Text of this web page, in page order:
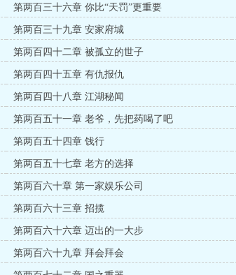
第两百三十六章 你比“天罚”更重要
第两百三十九章 安家府城
第两百四十二章 被孤立的世子
第两百四十五章 有仇报仇
第两百四十八章 江湖秘闻
第两百五十一章 老爷，先把药喝了吧
第两百五十四章 饯行
第两百五十七章 老方的选择
第两百六十章 第一家娱乐公司
第两百六十三章 招揽
第两百六十六章 迈出的一大步
第两百六十九章 拜会拜会